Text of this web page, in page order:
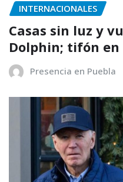
INTERNACIONALES
Casas sin luz y
Dolphin; tifón en
Presencia en Puebla